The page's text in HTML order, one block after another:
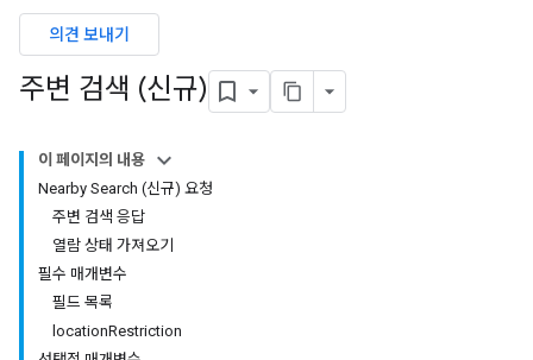
의견 보내기
주변 검색 (신규)
이 페이지의 내용
Nearby Search (신규) 요청
주변 검색 응답
열람 상태 가져오기
필수 매개변수
필드 목록
locationRestriction